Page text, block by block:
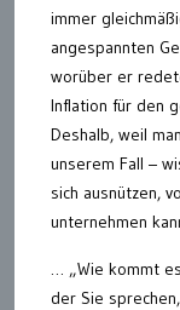
immer
angespannten
worüber er
Inflation für den
Deshalb, weil
unserem Fall –
sich ausnützen,
unternehmen
… „Wie kommt
der Sie